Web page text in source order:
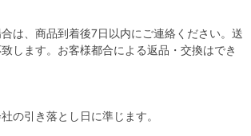
は、商品到着後7日以内にご連絡ください。送
します。お客様都合による返品・交換はでき
の引き落とし日に準じます。